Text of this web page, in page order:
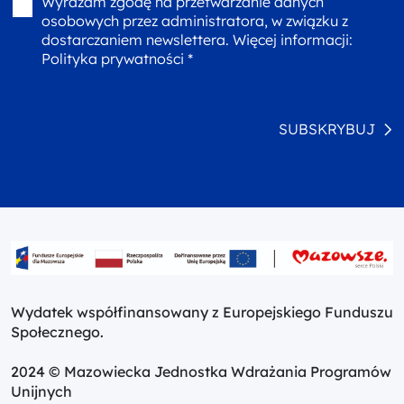
osobowych przez administratora, w związku z
dostarczaniem newslettera. Więcej informacji:
Polityka prywatności *
SUBSKRYBUJ
Wydatek współfinansowany z Europejskiego Funduszu
Społecznego.
2024 © Mazowiecka Jednostka Wdrażania Programów
Unijnych